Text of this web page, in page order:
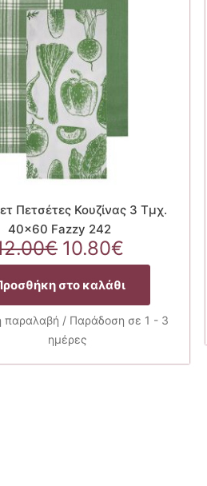
Πετσέτες Κουζίνας 3 Τμχ.
40×60 Fazzy 242
€ Original
price
was:
12.00€.
10.80€
τρέχουσα
τιμή
είναι:
10.80€.
στο καλάθι
παραλαβή / Παράδοση σε 1 - 3
ημέρες